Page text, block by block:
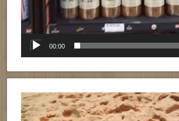
00:00
Reproductor
de